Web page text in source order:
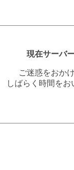
現在サーバ
ご迷惑をおか
しばらく時間を